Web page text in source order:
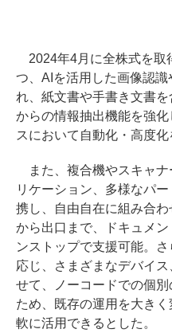
2024年4月に全株式を取
つ、AIを活用した画像認
れ、紙文書や手書き文書
からの情報抽出機能を強
スにおいて自動化・高度化
また、複合機やスキャナ
リケーション、多様なパ
携し、自由自在に組み合
から出口まで、ドキュメ
ンストップで支援可能。
応じ、さまざまなデバイ
せて、ノーコードでの個
ため、既存の運用を大き
軟に活用できるとした。